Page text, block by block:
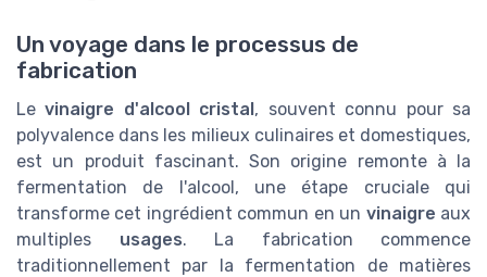
Un voyage dans le processus de
fabrication
Levinaigre d'alcool cristal, souvent connu pour sa
polyvalence dans les milieux culinaires et domestiques,
est un produit fascinant. Son origine remonte à la
fermentation de l'alcool, une étape cruciale qui
transforme cet ingrédient commun en un vinaigre aux
multiples usages. La fabrication commence
traditionnellement par la fermentation de matières